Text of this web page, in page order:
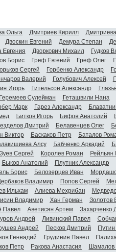
Ольга Дмитриев Кирилл
Двоскин Евгений Демура Степан
Евгения Дворкович Михаил
Гудков
Борис Греф Евгений Греф Олег
Сергей Горбенко Александр
Валерий Голубович Алексей
Игорь Гительсон Александр
Геремеев Сулейман
Геташвили Нана
Марк Гарез Александр
Битков Игорь Бифов Анатолий
Дмитрий Белавенцев Олег
Виктор Баскаков Петр
Баталов
Алсу Бабченко Аркадий
Зуев Сергей Королев Роман
Быков Анатолий Плутник Александр
Борис Белозерцев Иван
Владимир Попов Сергей
Ильхам Алиева Мехрибан
Владимир Хан Герман
Золотов
Павел Аветисян Артем
Захарченко
Андрей Ливинский Павел
Андрей Песков Дмитрий
Геннадий Грудинин Павел
Петр Ракова Анастасия
Шамалов